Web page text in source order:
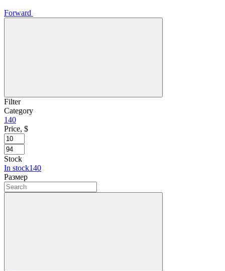
Forward
Filter
Category
140
Price, $
Stock
In stock140
Размер